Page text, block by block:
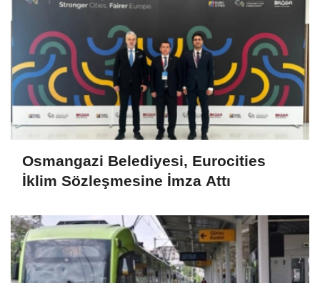
Osmangazi Belediyesi, Eurocities
İklim Sözleşmesine İmza Attı